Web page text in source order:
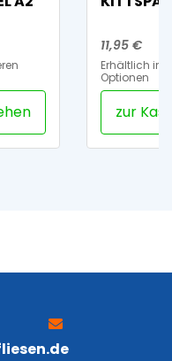
11,95 €
Erhältlich in
Optionen
zur